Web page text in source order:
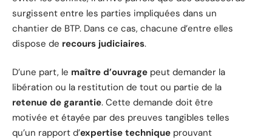
surgissent entre les parties impliquées dans un
chantier de BTP. Dans ce cas, chacune d’entre elles
dispose de recours judiciaires.
D’une part, le maître d’ouvrage peut demander la
libération ou la restitution de tout ou partie de la
retenue de garantie. Cette demande doit être
motivée et étayée par des preuves tangibles telles
qu’un rapport d’expertise technique prouvant